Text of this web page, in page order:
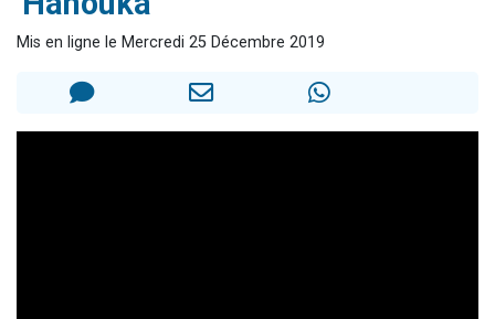
Mis en ligne le Mercredi 25 Décembre 2019